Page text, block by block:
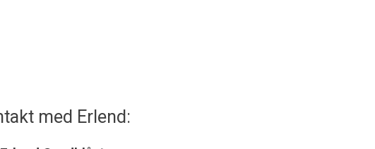
med Erlend: